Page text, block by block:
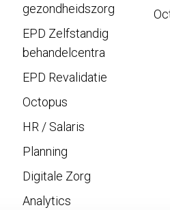
gezondheidszorg
EPD Zelfstandig
behandelcentra
EPD Revalidatie
Octopus
HR / Salaris
Planning
Digitale Zorg
Analytics